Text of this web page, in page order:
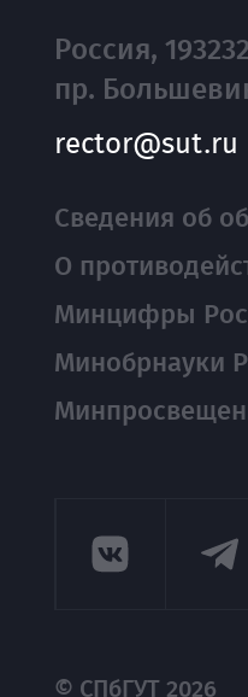
Россия,
пр.
rector@sut.ru
Сведения об
О
Минцифры
Минобрнауки
© СПбГУТ 2026